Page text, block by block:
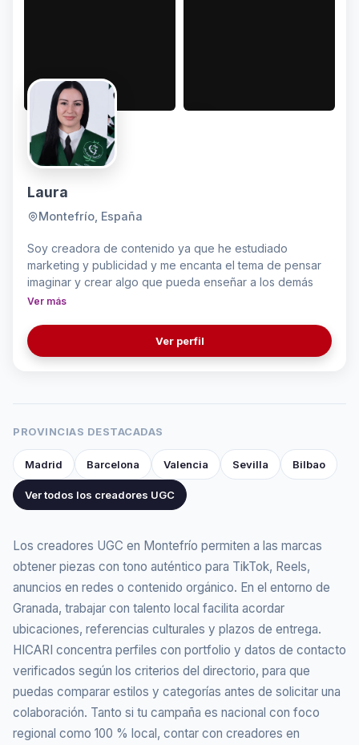
Laura
Montefrío, España
Soy creadora de contenido ya que he estudiado
marketing y publicidad y me encanta el tema de pensar
imaginar y crear algo que pueda enseñar a los demás
Ver más
Ver perfil
PROVINCIAS DESTACADAS
Madrid Barcelona Valencia Sevilla Bilbao
Ver todos los creadores UGC
Los creadores UGC en Montefrío permiten a las marcas
obtener piezas con tono auténtico para TikTok, Reels,
anuncios en redes o contenido orgánico. En el entorno de
Granada, trabajar con talento local facilita acordar
ubicaciones, referencias culturales y plazos de entrega.
HICARI concentra perfiles con portfolio y datos de contacto
verificados según los criterios del directorio, para que
puedas comparar estilos y categorías antes de solicitar una
colaboración. Tanto si tu campaña es nacional con foco
regional como 100 % local, contar con creadores en